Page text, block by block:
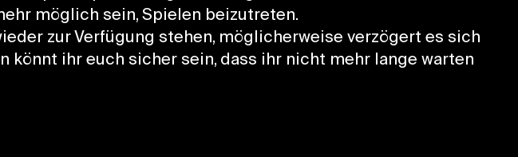
möglich sein, Spielen beizutreten.
zur Verfügung stehen, möglicherweise verzögert es sich
ihr euch sicher sein, dass ihr nicht mehr lange warten